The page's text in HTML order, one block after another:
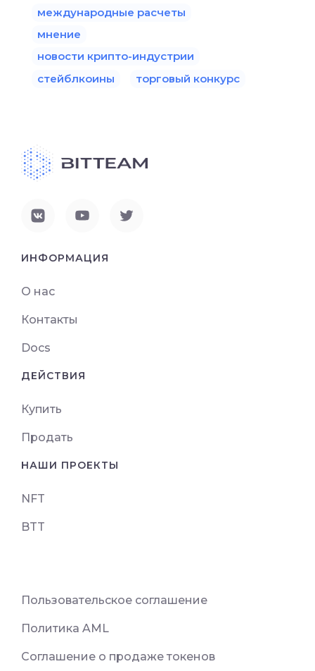
международные расчеты
мнение
новости крипто-индустрии
стейблкоины
торговый конкурс
ИНФОРМАЦИЯ
О нас
Контакты
Docs
ДЕЙСТВИЯ
Купить
Продать
НАШИ ПРОЕКТЫ
NFT
BTT
Пользовательское соглашение
Политика AML
Соглашение о продаже токенов